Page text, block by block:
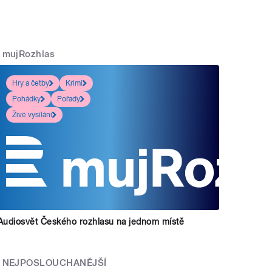
mujRozhlas
Hry a četby
Krimi
Pohádky
Pořady
Živé vysílání
Českého rozhlasu na jednom místě
NEJPOSLOUCHANĚJŠÍ